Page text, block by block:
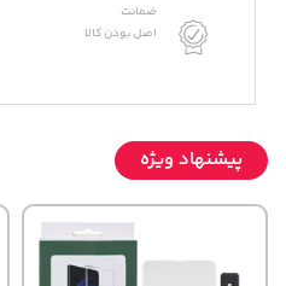
ضمانت
اصل بودن کالا
پیشنهاد ویژه